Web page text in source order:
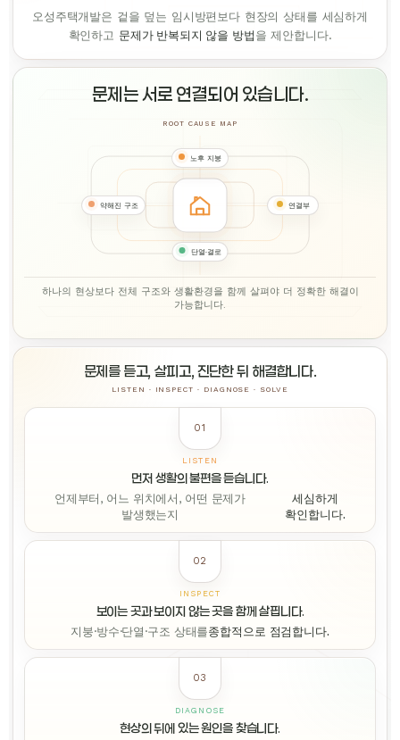
오성주택개발은 겉을 덮는 임시방편보다 현장의 상태를 세심하게
확인하고 문제가 반복되지 않을 방법 을 제안합니다.
문제는 서로 연결되어 있습니다.
ROOT CAUSE MAP
노후 지붕
연결부
단열·결로
약해진 구조
하나의 현상보다 전체 구조와 생활환경을 함께 살펴야 더 정확한 해결이
가능합니다.
문제를 듣고, 살피고, 진단한 뒤 해결합니다.
LISTEN · INSPECT · DIAGNOSE · SOLVE
01
LISTEN
먼저 생활의 불편을 듣습니다.
언제부터, 어느 위치에서, 어떤 문제가
발생했는지
세심하게
확인합니다.
02
INSPECT
보이는 곳과 보이지 않는 곳을 함께 살핍니다.
지붕·방수·단열·구조 상태를종합적으로 점검합니다.
03
DIAGNOSE
현상의 뒤에 있는 원인을 찾습니다.